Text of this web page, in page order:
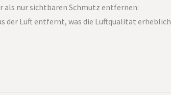
als nur sichtbaren Schmutz entfernen:
der Luft entfernt, was die Luftqualität erheblich